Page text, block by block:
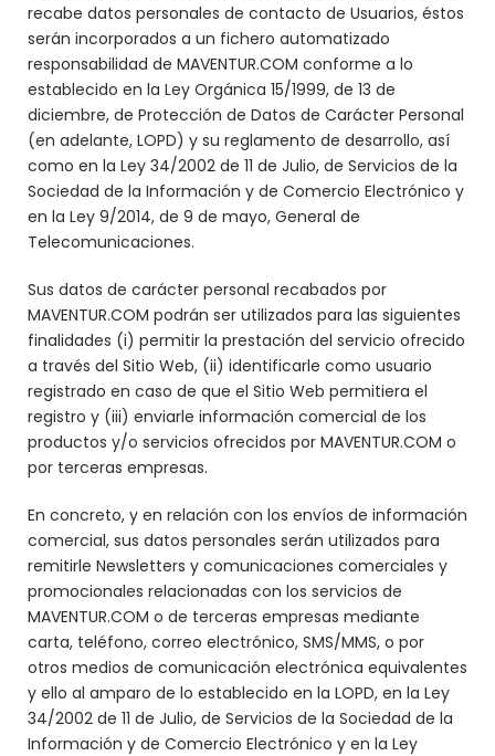
recabe datos personales de contacto de Usuarios, éstos
serán incorporados a un fichero automatizado
responsabilidad de MAVENTUR.COM conforme a lo
establecido en la Ley Orgánica 15/1999, de 13 de
diciembre, de Protección de Datos de Carácter Personal
(en adelante, LOPD) y su reglamento de desarrollo, así
como en la Ley 34/2002 de 11 de Julio, de Servicios de la
Sociedad de la Información y de Comercio Electrónico y
en la Ley 9/2014, de 9 de mayo, General de
Telecomunicaciones.
Sus datos de carácter personal recabados por
MAVENTUR.COM podrán ser utilizados para las siguientes
finalidades (i) permitir la prestación del servicio ofrecido
a través del Sitio Web, (ii) identificarle como usuario
registrado en caso de que el Sitio Web permitiera el
registro y (iii) enviarle información comercial de los
productos y/o servicios ofrecidos por MAVENTUR.COM o
por terceras empresas.
En concreto, y en relación con los envíos de información
comercial, sus datos personales serán utilizados para
remitirle Newsletters y comunicaciones comerciales y
promocionales relacionadas con los servicios de
MAVENTUR.COM o de terceras empresas mediante
carta, teléfono, correo electrónico, SMS/MMS, o por
otros medios de comunicación electrónica equivalentes
y ello al amparo de lo establecido en la LOPD, en la Ley
34/2002 de 11 de Julio, de Servicios de la Sociedad de la
Información y de Comercio Electrónico y en la Ley